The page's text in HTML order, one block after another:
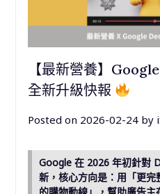
【最新營養】
全新升級快報
Posted on 2026-02-24by
Google 在 2026 年初針對
新，核心方向是：用「更
的購物動線」，幫助廣告